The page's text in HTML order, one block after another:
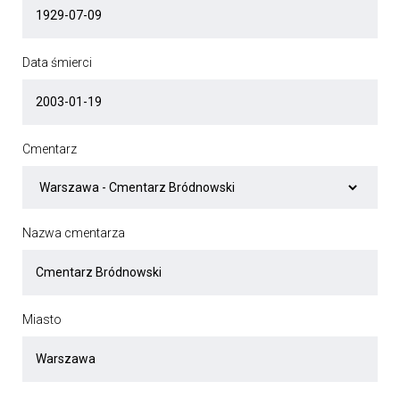
Data śmierci
Cmentarz
Nazwa cmentarza
Miasto